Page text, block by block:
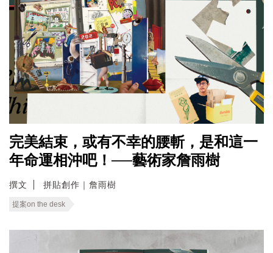
完美結束，或有不幸的腰斬，是和這一
年命運相沖吧！──藝術家詹雨樹
撰文 拼貼創作｜詹雨樹
提案on the desk